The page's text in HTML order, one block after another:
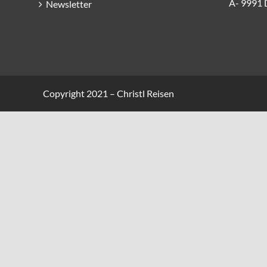
Newsletter
A- 9991
Copyright 2021 – Christl Reisen